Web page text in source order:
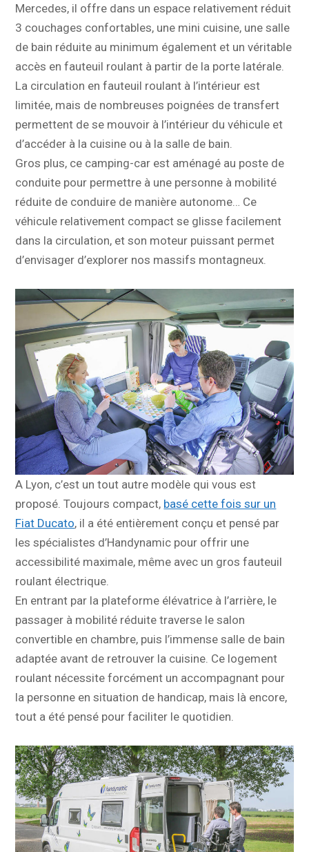
Mercedes, il offre dans un espace relativement réduit
3 couchages confortables, une mini cuisine, une salle
de bain réduite au minimum également et un véritable
accès en fauteuil roulant à partir de la porte latérale.
La circulation en fauteuil roulant à l’intérieur est
limitée, mais de nombreuses poignées de transfert
permettent de se mouvoir à l’intérieur du véhicule et
d’accéder à la cuisine ou à la salle de bain.
Gros plus, ce camping-car est aménagé au poste de
conduite pour permettre à une personne à mobilité
réduite de conduire de manière autonome… Ce
véhicule relativement compact se glisse facilement
dans la circulation, et son moteur puissant permet
d’envisager d’explorer nos massifs montagneux.
A Lyon, c’est un tout autre modèle qui vous est
proposé. Toujours compact, basé cette fois sur un
Fiat Ducato, il a été entièrement conçu et pensé par
les spécialistes d’Handynamic pour offrir une
accessibilité maximale, même avec un gros fauteuil
roulant électrique.
En entrant par la plateforme élévatrice à l’arrière, le
passager à mobilité réduite traverse le salon
convertible en chambre, puis l’immense salle de bain
adaptée avant de retrouver la cuisine. Ce logement
roulant nécessite forcément un accompagnant pour
la personne en situation de handicap, mais là encore,
tout a été pensé pour faciliter le quotidien.